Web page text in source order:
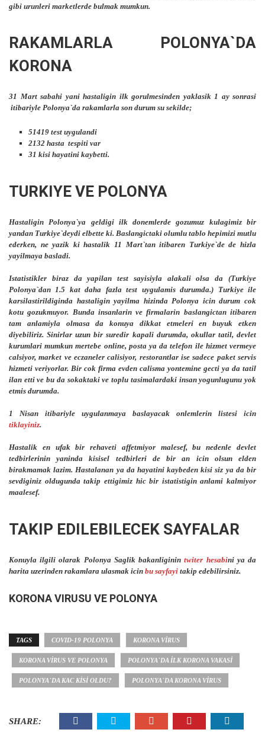
gibi urunleri marketlerde bulmak mumkun.
RAKAMLARLA POLONYA`DA
KORONA
31 Mart sabahi yani hastaligin ilk gorulmesinden yaklasik 1 ay sonrasi
itibariyle Polonya`da rakamlarla son durum su sekilde;
51419 test uygulandi
2132 hasta tespiti var
31 kisi hayatini kaybetti.
TURKIYE VE POLONYA
Hastaligin Polonya`ya geldigi ilk donemlerde gozumuz kulagimiz bir
yandan Turkiye`deydi elbette ki. Baslangictaki olumlu tablo hepimizi mutlu
ederken, ne yazik ki hastalik 11 Mart`tan itibaren Turkiye`de de hizla
yayilmaya basladi.
Istatistikler biraz da yapilan test sayisiyla alakali olsa da (Turkiye
Polonya`dan 1.5 kat daha fazla test uygulamis durumda.) Turkiye ile
karsilastirildiginda hastaligin yayilma hizinda Polonya icin durum cok
kotu gozukmuyor. Bunda insanlarin ve firmalarin baslangictan itibaren
tam anlamiyla olmasa da konuya dikkat etmeleri en buyuk etken
diyebiliriz. Sinirlar uzun bir suredir kapali durumda, okullar tatil, devlet
kurumlari mumkun mertebe online, posta ya da telefon ile hizmet vermeye
calsiyor, market ve eczaneler calisiyor, restorantlar ise sadece paket servis
hizmeti veriyorlar. Bir cok firma evden calisma yontemine gecti ya da tatil
ilan etti ve bu da sokaktaki ve toplu tasimalardaki insan yogunlugunu yok
etmis durumda.
1 Nisan itibariyle uygulanmaya baslayacak onlemlerin listesi icin
tiklayiniz.
Hastalik en ufak bir rehaveti affetmiyor malesef, bu nedenle devlet
tedbirlerinin yaninda kisisel tedbirleri de bir an icin olsun elden
birakmamak lazim. Hastalanan ya da hayatini kaybeden kisi siz ya da bir
sevdiginiz oldugunda takip ettigimiz hic bir istatistigin anlami kalmiyor
maalesef.
TAKIP EDILEBILECEK SAYFALAR
Konuyla ilgili olarak Polonya Saglik bakanliginintwiter hesabini ya da
harita uzerinden rakamlara ulasmak icin bu sayfayi takip edebilirsiniz.
KORONA VIRUSU VE POLONYA
TAGS COVID-19 POLONYA KORONA VIRUS
KORONA VIRUS VE POLONYA POLONYA`DA ILK KORONA VAKASI
POLONYA`DA KAC KISI OLDU? POLONYA`DA KORONA VIRUS
SHARE: